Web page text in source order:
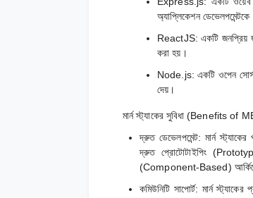
অ্যাপ্লিকেশন
ReactJS: একটি জনপ্রিয়
করা হয়।
Node.js: একটি ওপেন
দেয়।
মার্ন স্ট্যাকের সুবিধা (Benefits of
দ্রুত ডেভেলপমেন্ট: মার্ন
দ্রুত প্রোটোটাইপিং
(Component-Based)
কমিউনিটি সাপোর্ট: মার্ন স্ট্যাকের